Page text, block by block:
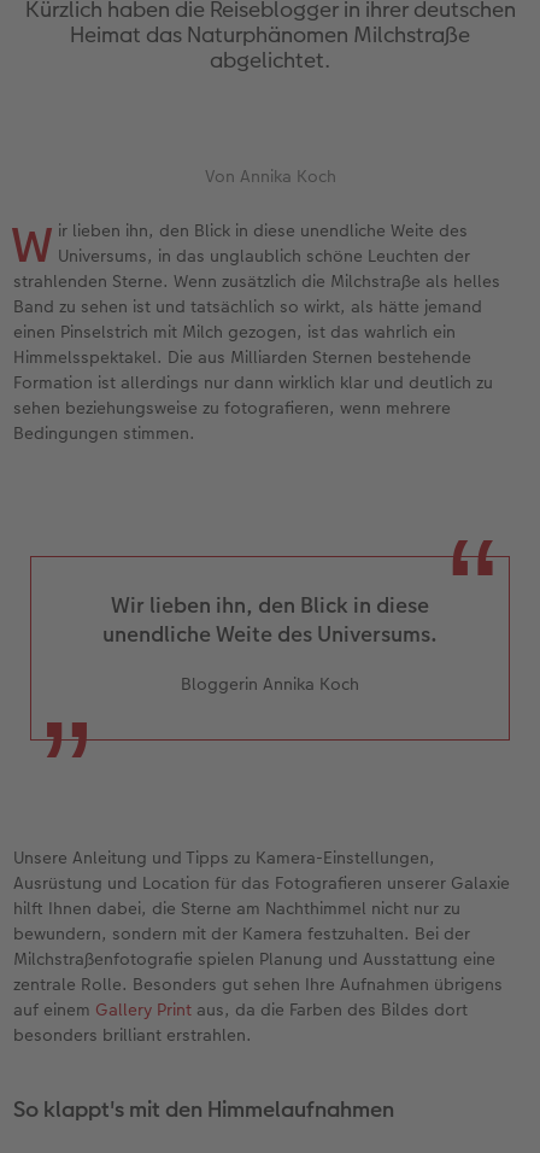
Erinnerungstasche
Personalisierter Schuber
Inspiration
Jahrbuch
Reisefotobuch
Kundenbeispiele
Webinare & VHS
hexxas
Acrylglas
Gallery Print
Hartschaum
Foto auf Holz
Mehrteiler
Bestellwege
Extras
Fotosets
Fotosticker
Premium Poster
Rahmen
Fotogrößen & Formate
Bestellwege
Last Minute Fotos
Sofortfotos mit Rahmen
Sofortfotos mit Text
Sofortfotostreifen
Sofortfotogrußkarten
Sofortfotosets
Sofortfotocollagen
Mehrteilige Sofortfotos
Fototassen
Emaille Becher
Dekoration
Schule & Büro
Textilien
Art Prints
Faber-Castell
Geburtskarten
Taufkarten
Postkarten verschicken
Fotokarten
Digitale Grußkarte
Bestellwege
Papierqualitäten
Silikonhüllen
Handykette
Lederhüllen
Holzhüllen
Bio-based Case
Mit Design
Bestellwege
Wandkalender Fineline
Papierqualitäten
Designvorlagen
Kalender mit fertigem Design
Gestaltungsideen
CEWE myPhotos
Neuheiten
Danke sagen
für Männer
für Freundinnen
für Kinder
für Großeltern
für Tierfreunde
Einfach & schnell gestaltet
Erste Schritte
Softwaretipps
Kürzlich haben die Reiseblogger in ihrer deutschen
Heimat das Naturphänomen Milchstraße
abgelichtet.
Von Annika Koch
W ir lieben ihn, den Blick in diese unendliche Weite des
Universums, in das unglaublich schöne Leuchten der
strahlenden Sterne. Wenn zusätzlich die Milchstraße als helles
Band zu sehen ist und tatsächlich so wirkt, als hätte jemand
einen Pinselstrich mit Milch gezogen, ist das wahrlich ein
Himmelsspektakel. Die aus Milliarden Sternen bestehende
Formation ist allerdings nur dann wirklich klar und deutlich zu
sehen beziehungsweise zu fotografieren, wenn mehrere
Bedingungen stimmen.
Wir lieben ihn, den Blick in diese
unendliche Weite des Universums.
Bloggerin Annika Koch
Unsere Anleitung und Tipps zu Kamera-Einstellungen,
Ausrüstung und Location für das Fotografieren unserer Galaxie
hilft Ihnen dabei, die Sterne am Nachthimmel nicht nur zu
bewundern, sondern mit der Kamera festzuhalten. Bei der
Milchstraßenfotografie spielen Planung und Ausstattung eine
zentrale Rolle. Besonders gut sehen Ihre Aufnahmen übrigens
auf einem Gallery Print aus, da die Farben des Bildes dort
besonders brilliant erstrahlen.
So klappt's mit den Himmelaufnahmen